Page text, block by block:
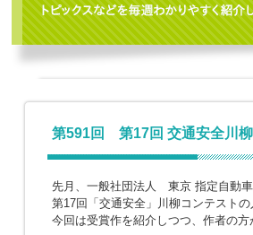
第591回 第17回 交通安全川柳
先月、一般社団法人 東京 指定自動
第17回「交通安全」川柳コンテスト
今回は受賞作を紹介しつつ、作者の